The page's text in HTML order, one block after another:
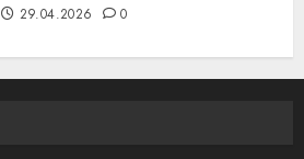
29.04.2026 0